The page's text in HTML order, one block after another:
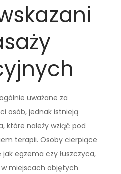
uważane za
osób, jednak istnieją
które należy wziąć pod
terapii. Osoby cierpiące
egzema czy łuszczyca,
miejscach objętych